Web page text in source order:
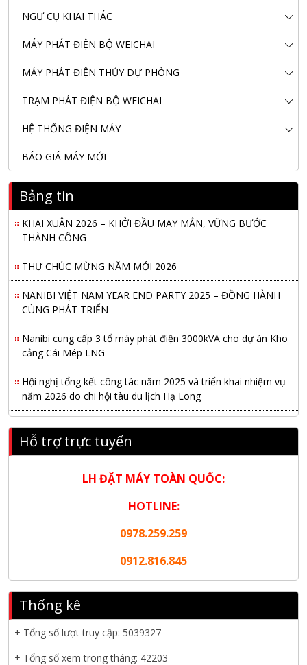
NGƯ CỤ KHAI THÁC
MÁY PHÁT ĐIỆN BỘ WEICHAI
MÁY PHÁT ĐIỆN THỦY DỰ PHÒNG
TRẠM PHÁT ĐIỆN BỘ WEICHAI
HỆ THỐNG ĐIỆN MÁY
BÁO GIÁ MÁY MỚI
Bảng tin
Tú 29
KHAI XUÂN 2026 – KHỞI ĐẦU MAY MẮN, VỮNG BƯỚC
THÀNH CÔNG
THƯ CHÚC MỪNG NĂM MỚI 2026
NANIBI VIỆT NAM YEAR END PARTY 2025 – ĐỒNG HÀNH
CÙNG PHÁT TRIỂN
Nanibi cung cấp 3 tổ máy phát điện 3000kVA cho dự án Kho
cảng Cái Mép LNG
Hội nghị tổng kết công tác năm 2025 và triển khai nhiệm vụ
năm 2026 do chi hội tàu du lịch Hạ Long
phát triển bền vững
tác toàn cầu tại Jakarta
Nanibi Cung Cấp Động Cơ Weichai Cho Tàu Vận Tải Minh
THƯ CHÚC MỪNG NĂM MỚI 2026
NANIBI VIỆT NAM YEAR END PARTY 2025 – ĐỒNG HÀNH
CÙNG PHÁT TRIỂN
Hỗ trợ trực tuyến
LH ĐẶT MÁY TOÀN QUỐC:
HOTLINE:
0978.259.259
0912.816.845
Thống kê
+ Tổng số lượt truy cập: 5039327
+ Tổng số xem trong tháng: 42203